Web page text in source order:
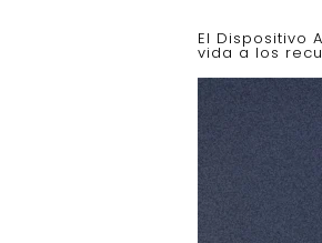
El Dispositivo
vida a los